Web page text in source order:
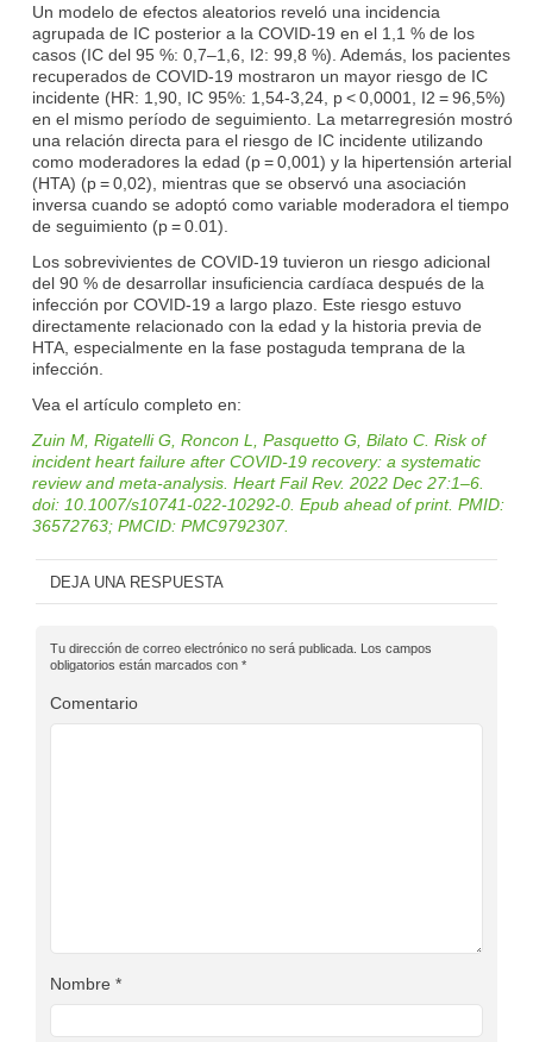
Un modelo de efectos aleatorios reveló una incidencia
agrupada de IC posterior a la COVID-19 en el 1,1 % de los
casos (IC del 95 %: 0,7–1,6, I2: 99,8 %). Además, los pacientes
recuperados de COVID-19 mostraron un mayor riesgo de IC
incidente (HR: 1,90, IC 95%: 1,54-3,24, p < 0,0001, I2 = 96,5%)
en el mismo período de seguimiento. La metarregresión mostró
una relación directa para el riesgo de IC incidente utilizando
como moderadores la edad (p = 0,001) y la hipertensión arterial
(HTA) (p = 0,02), mientras que se observó una asociación
inversa cuando se adoptó como variable moderadora el tiempo
de seguimiento (p = 0.01).
Los sobrevivientes de COVID-19 tuvieron un riesgo adicional
del 90 % de desarrollar insuficiencia cardíaca después de la
infección por COVID-19 a largo plazo. Este riesgo estuvo
directamente relacionado con la edad y la historia previa de
HTA, especialmente en la fase postaguda temprana de la
infección.
Vea el artículo completo en:
Zuin M, Rigatelli G, Roncon L, Pasquetto G, Bilato C. Risk of
incident heart failure after COVID-19 recovery: a systematic
review and meta-analysis. Heart Fail Rev. 2022 Dec 27:1–6.
doi: 10.1007/s10741-022-10292-0. Epub ahead of print. PMID:
36572763; PMCID: PMC9792307.
DEJA UNA RESPUESTA
Tu dirección de correo electrónico no será publicada. Los campos
obligatorios están marcados con *
Comentario
Nombre *